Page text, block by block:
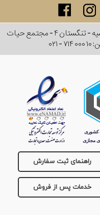
آدرس: تهران - خ پاسداران - رو به روی اقدسیه - تنگستان ۴ - مجتمع حیات
۰۲۱ - ۷۱۴ ۰۰۰ ۱۰
راهنمای ثبت سفارش
خدمات پس از فروش